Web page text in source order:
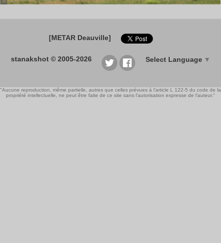
[METAR Deauville]
stanakshot © 2005-2026 Select Language ▼
"Aucune reproduction, même partielle, autres que celles prévues à l'article L 122-5 du code de la
propriété intellectuelle, ne peut être faite de ce site sans l'autorisation expresse de l'auteur."